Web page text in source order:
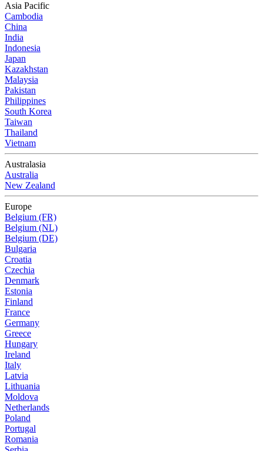
Asia Pacific
Cambodia
China
India
Indonesia
Japan
Kazakhstan
Malaysia
Pakistan
Philippines
South Korea
Taiwan
Thailand
Vietnam
Australasia
Australia
New Zealand
Europe
Belgium (FR)
Belgium (NL)
Belgium (DE)
Bulgaria
Croatia
Czechia
Denmark
Estonia
Finland
France
Germany
Greece
Hungary
Ireland
Italy
Latvia
Lithuania
Moldova
Netherlands
Poland
Portugal
Romania